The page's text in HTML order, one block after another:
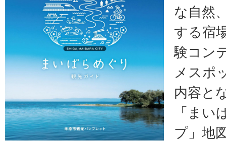
な自然
する宿
験コン
メスポ
内容と
「まい
プ」地